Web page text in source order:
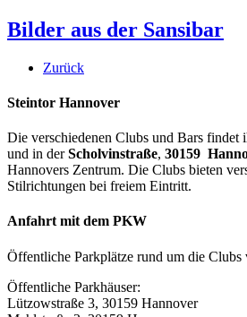
Bilder aus der Sansibar
Zurück
Steintor Hannover
Die verschiedenen Clubs und Bars findet
und in derScholvinstraße, 30159
Hannovers Zentrum. Die Clubs bieten
Stilrichtungen bei freiem Eintritt.
Anfahrt mit dem PKW
Öffentliche Parkplätze rund um die Clubs
Öffentliche Parkhäuser:
Lützowstraße 3, 30159 Hannover